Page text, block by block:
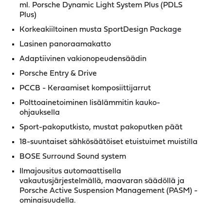
ml. Porsche Dynamic Light System Plus (PDLS
Plus)
Korkeakiiltoinen musta SportDesign Package
Lasinen panoraamakatto
Adaptiivinen vakionopeudensäädin
Porsche Entry & Drive
PCCB - Keraamiset komposiittijarrut
Polttoainetoiminen lisälämmitin kauko-
ohjauksella
Sport-pakoputkisto, mustat pakoputken päät
18-suuntaiset sähkösäätöiset etuistuimet muistilla
BOSE Surround Sound system
Ilmajousitus automaattisella
vakautusjärjestelmällä, maavaran säädöllä ja
Porsche Active Suspension Management (PASM) -
ominaisuudella.